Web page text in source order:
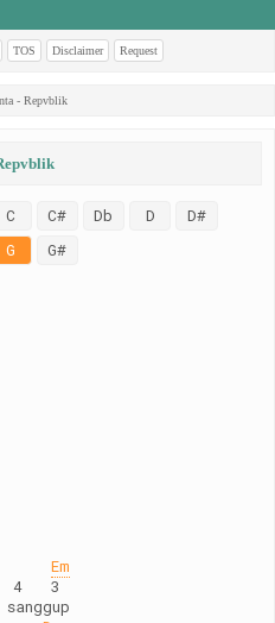
TOS Disclaimer Request
- Repvblik
C C# Db D
D#
G G#
Em
4   3